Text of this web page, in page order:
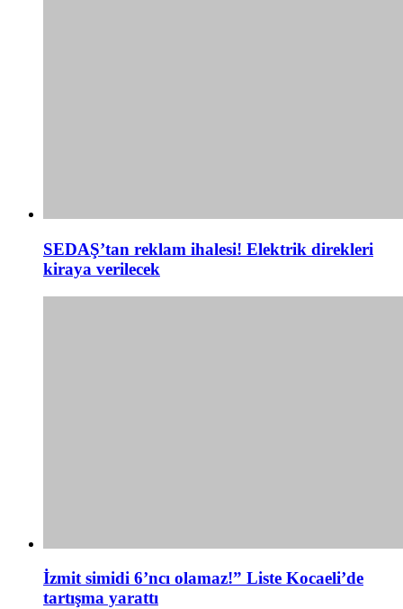
SEDAŞ’tan reklam ihalesi! Elektrik direkleri
kiraya verilecek
İzmit simidi 6’ncı olamaz!” Liste Kocaeli’de
tartışma yarattı